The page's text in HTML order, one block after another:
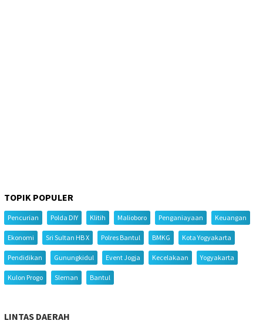
TOPIK POPULER
Pencurian Polda DIY Klitih Malioboro Penganiayaan Keuangan
Ekonomi Sri Sultan HB X Polres Bantul BMKG Kota Yogyakarta
Pendidikan Gunungkidul Event Jogja Kecelakaan Yogyakarta
Kulon Progo Sleman Bantul
LINTAS DAERAH